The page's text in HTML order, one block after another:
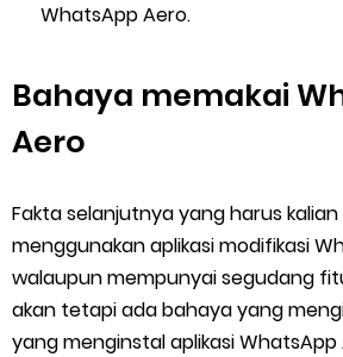
WhatsApp Aero.
Bahaya memakai
Aero
Fakta selanjutnya yang harus
menggunakan aplikasi modifikasi
walaupun mempunyai segudang
akan tetapi ada bahaya yang
yang menginstal aplikasi